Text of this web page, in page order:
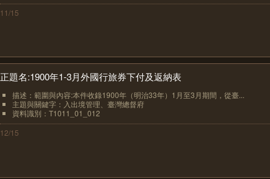
11/15
正題名:1900年1-3月外國行旅券下付及返納表
描述：範圍與內容:本件收錄1900年（明治33年）1月至3月期間，從臺...
主題與關鍵字：入出境管理、臺灣總督府
資料識別：T1011_01_012
12/15